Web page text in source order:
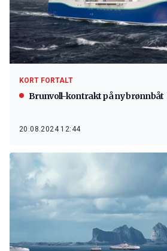
KORT FORTALT
Brunvoll-kontrakt på ny brønnbåt
20.08.2024 12:44